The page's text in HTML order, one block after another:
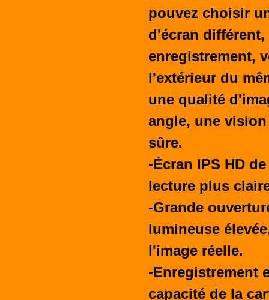
pouvez choisir
d'écran
enregistrement,
l'extérieur du
une qualité
angle, une
sûre.
-Écran IPS HD
lecture plus
-Grande
lumineuse
l'image réelle.
-Enregistrement
capacité de la